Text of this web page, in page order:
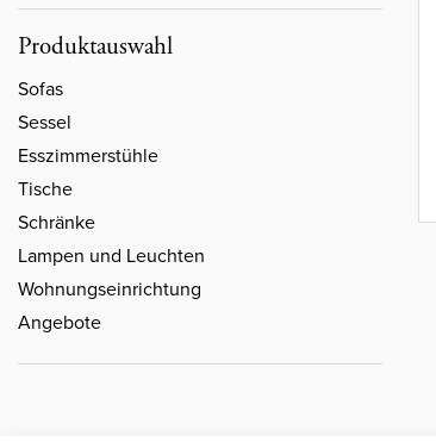
Produktauswahl
Sofas
Sessel
Esszimmerstühle
Tische
Schränke
Lampen und Leuchten
Wohnungseinrichtung
Angebote